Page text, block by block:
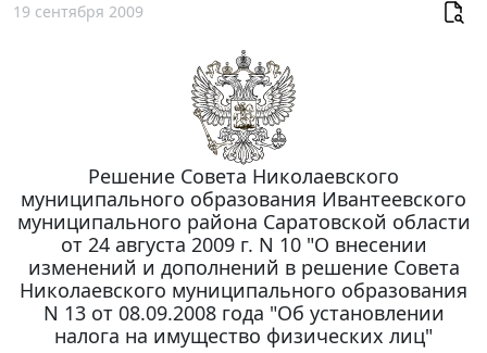
19 сентября 2009
Решение Совета Николаевского
муниципального образования Ивантеевского
муниципального района Саратовской области
от 24 августа 2009 г. N 10 "О внесении
изменений и дополнений в решение Совета
Николаевского муниципального образования
N 13 от 08.09.2008 года "Об установлении
налога на имущество физических лиц"